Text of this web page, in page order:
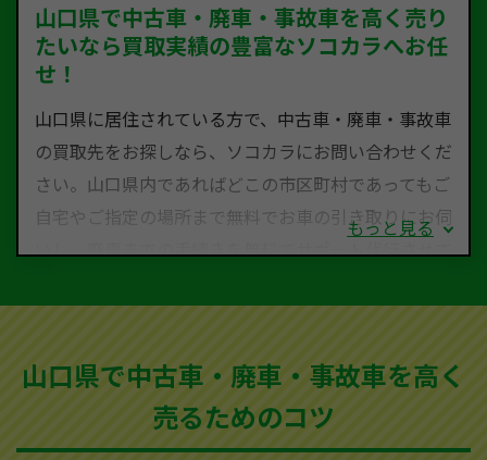
山口県で中古車・廃車・事故車を高く売り
たいなら買取実績の豊富なソコカラへお任
せ！
山口県に居住されている方で、中古車・廃車・事故車
の買取先をお探しなら、ソコカラにお問い合わせくだ
さい。山口県内であればどこの市区町村であってもご
自宅やご指定の場所まで無料でお車の引き取りにお伺
いし、廃車までの手続きを無料でサポート代行させて
買取可能です。
ソコカラは世界１１０か国に独自の販売ネットワーク
を持ち、国内に自社物流網、自社ヤードをもっている
もっと見る
山口県で中古車・廃車・事故車を高く
売るためのコツ